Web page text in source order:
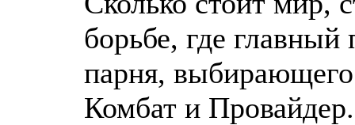
борьбе, где главный
парня,
Комбат и